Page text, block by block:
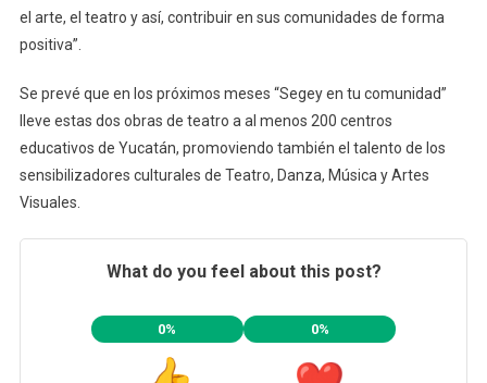
el arte, el teatro y así, contribuir en sus comunidades de forma
positiva”.
Se prevé que en los próximos meses “Segey en tu comunidad”
lleve estas dos obras de teatro a al menos 200 centros
educativos de Yucatán, promoviendo también el talento de los
sensibilizadores culturales de Teatro, Danza, Música y Artes
Visuales.
What do you feel about this post?
0% 0%